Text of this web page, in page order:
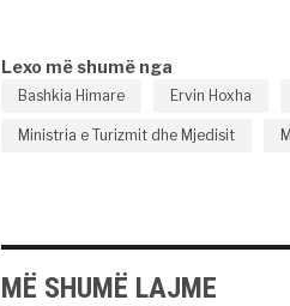
Lexo më shumë nga
Bashkia Himare Ervin Hoxha
Ministria e Turizmit dhe Mjedisit
MË SHUMË LAJME